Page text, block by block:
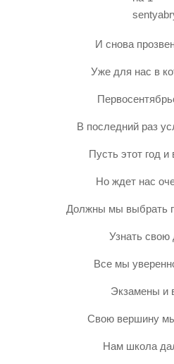
И снова
Уже для нас в
В последний раз
Пусть этот год и
Но ждет нас
Должны мы выбрать
Узнать свою
Все мы
Экзамены и
Свою вершину
Нам школа